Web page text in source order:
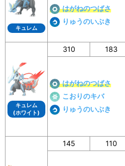
キュレム
はがねのつばさ
りゅうのいぶき
キュレム
(ホワイト)
310 183
はがねのつばさ
こおりのキバ
りゅうのいぶき
145 110